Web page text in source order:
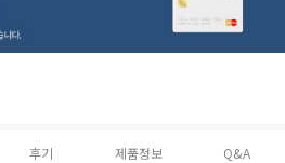
후기 제품정보 Q&A